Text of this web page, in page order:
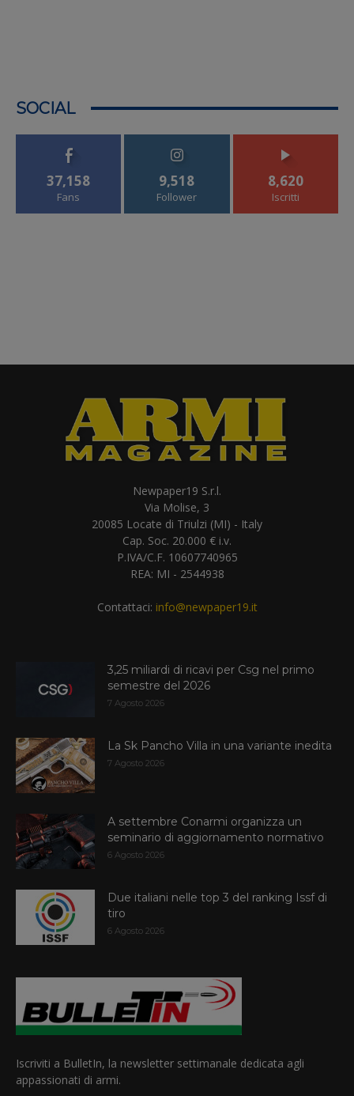
SOCIAL
37,158
Fans
9,518
Follower
8,620
Iscritti
Newpaper19 S.r.l.
Via Molise, 3
20085 Locate di Triulzi (MI) - Italy
Cap. Soc. 20.000 € i.v.
P.IVA/C.F. 10607740965
REA: MI - 2544938
Contattaci: info@newpaper19.it
3,25 miliardi di ricavi per Csg nel primo
semestre del 2026
7 Agosto 2026
La Sk Pancho Villa in una variante inedita
7 Agosto 2026
A settembre Conarmi organizza un
seminario di aggiornamento normativo
6 Agosto 2026
Due italiani nelle top 3 del ranking Issf di
tiro
6 Agosto 2026
Iscriviti a BulletIn, la newsletter settimanale dedicata agli
appassionati di armi.